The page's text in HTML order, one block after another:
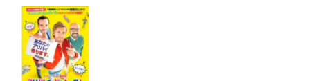
■商品の配送について
基本的に、ディスク商品（DVD・CD）に関しましては、クッション封
筒に入れましてメール便（日本郵便ゆうメール）にてお送りいたしま
す。（巻数の多いDVDは不織布に入れてジャケットとディスクのみに
て、メール便発送いたします）